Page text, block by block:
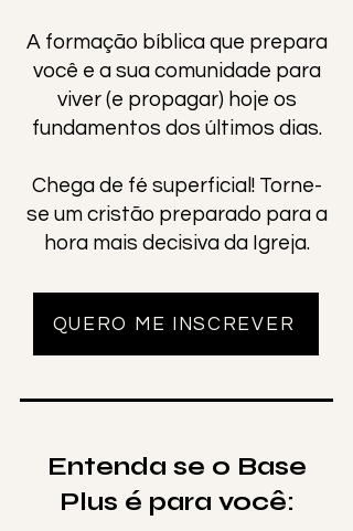
A formação bíblica que prepara
você e a sua comunidade para
viver (e propagar) hoje os
fundamentos dos últimos dias.
Chega de fé superficial! Torne-
se um cristão preparado para a
hora mais decisiva da Igreja.
QUERO ME INSCREVER
Entenda se o Base
Plus é para você: